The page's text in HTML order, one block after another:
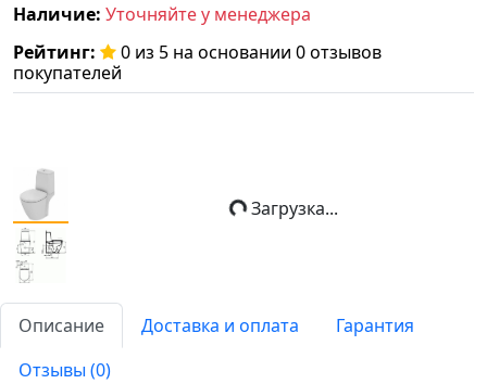
Наличие: Уточняйте у менеджера
Рейтинг:
0 из 5 на основании 0 отзывов
покупателей
Загрузка...
Описание Доставка и оплата
Гарантия
Отзывы (0)